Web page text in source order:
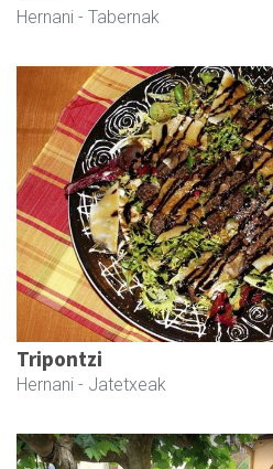
Hernani - Tabernak
Tripontzi
Hernani - Jatetxeak